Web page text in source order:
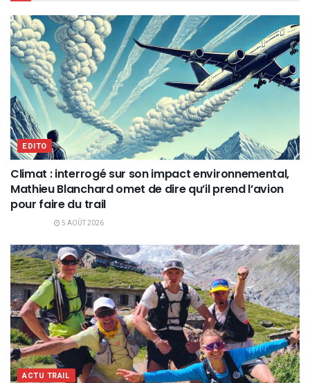
EDITO
Climat : interrogé sur son impact environnemental,
Mathieu Blanchard omet de dire qu’il prend l’avion
pour faire du trail
5 AOÛT 2026
ACTU TRAIL